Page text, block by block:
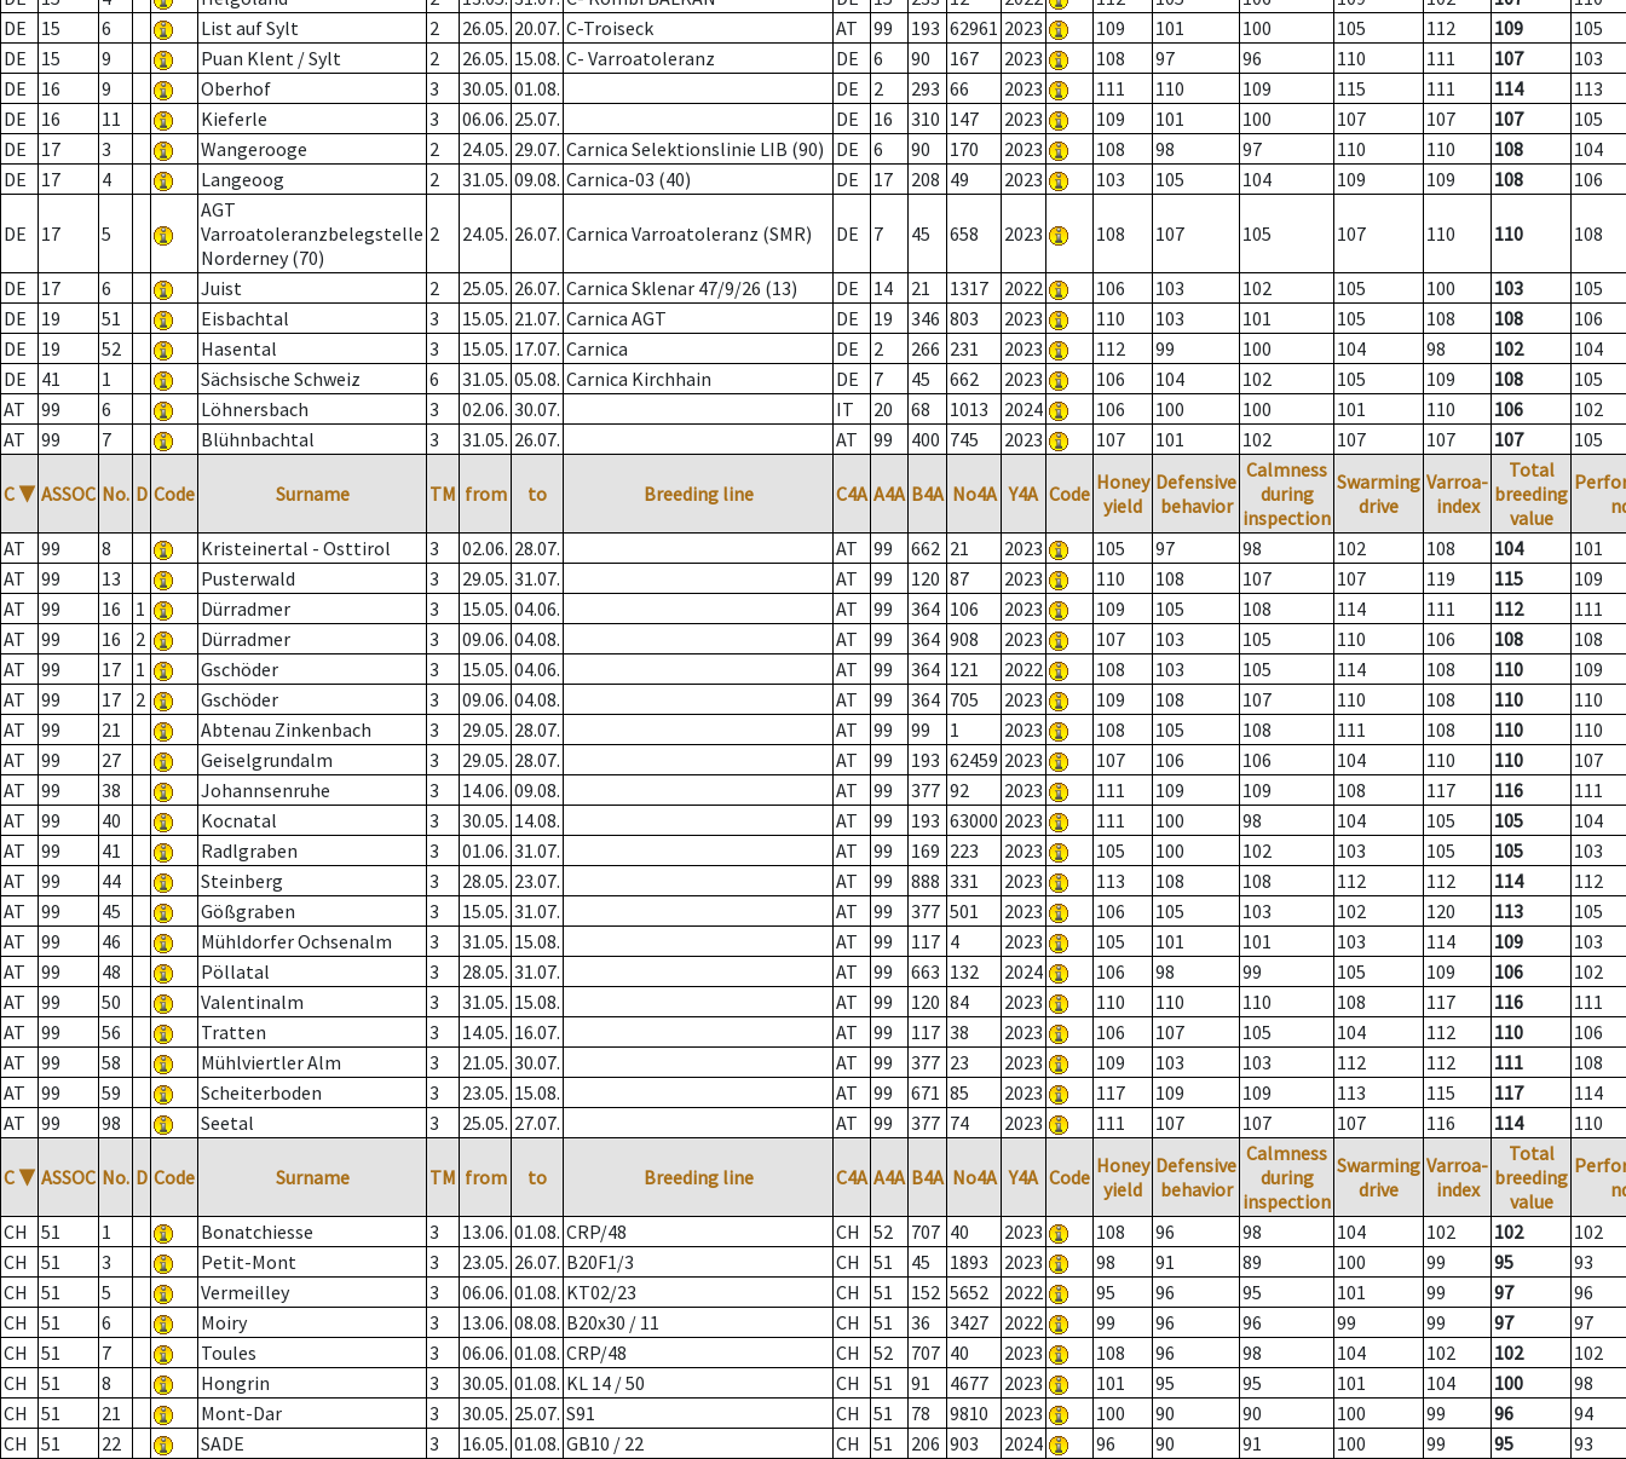
DE
15 6 List auf Sylt 2 26.05. 20.07. C-Troiseck AT 99 193 62961 2023 109 101 100 105 112 109
105
DE
15 9 Puan Klent / Sylt 2 26.05. 15.08. C- Varroatoleranz DE 6 90 167 2023 108 97 96 110 111 107
103
DE
16 9 Oberhof 3 30.05. 01.08. DE 2 293 66 2023 111 110 109 115 111 114
113
DE
16 11 Kieferle 3 06.06. 25.07. DE 16 310 147 2023 109 101 100 107 107 107
105
DE
17 3 Wangerooge 2 24.05. 29.07. Carnica Selektionslinie LIB (90) DE 6 90 170 2023 108 98 97 110 110 108
104
DE
17 4 Langeoog 2 31.05. 09.08. Carnica-03 (40) DE 17 208 49 2023 103 105 104 109 109 108 106
DE 17 5
AGT
Varroatoleranzbelegstelle
Norderney (70)
2 24.05. 26.07. Carnica Varroatoleranz (SMR) DE 7 45 658 2023 108 107 105 107 110 110 108
DE 17 6 Juist 2 25.05. 26.07. Carnica Sklenar 47/9/26 (13) DE 14 21 1317 2022 106 103 102 105 100 103
105
DE
19 51 Eisbachtal 3 15.05. 21.07. Carnica AGT DE 19 346 803 2023 110 103 101 105 108 108
106
DE
19 52 Hasental 3 15.05. 17.07. Carnica DE 2 266 231 2023 112 99 100 104 98 102
104
DE
41 1 Sächsische Schweiz 6 31.05. 05.08. Carnica Kirchhain DE 7 45 662 2023 106 104 102 105 109 108
105
AT
99 6 Löhnersbach 3 02.06. 30.07. IT 20 68 1013 2024 106 100 100 101 110 106
102
AT
99 7 Blühnbachtal 3 31.05. 26.07. AT 99 400 745 2023 107 101 102 107 107 107 105
C ▼ ASSOC No. D Code Surname TM from to Breeding line C4A A4A B4A No4A Y4A Code Honey
yield
Defensive
behavior
Calmness
during
inspection
Swarming
drive
Varroa-
index
Total
breeding
value
AT
99 8 Kristeinertal - Osttirol 3 02.06. 28.07. AT 99 662 21 2023 105 97 98 102 108 104
101
AT
99 13 Pusterwald 3 29.05. 31.07. AT 99 120 87 2023 110 108 107 107 119 115
109
AT
99 16 1 Dürradmer 3 15.05. 04.06. AT 99 364 106 2023 109 105 108 114 111 112
111
AT
99 16 2 Dürradmer 3 09.06. 04.08. AT 99 364 908 2023 107 103 105 110 106 108
108
AT
99 17 1 Gschöder 3 15.05. 04.06. AT 99 364 121 2022 108 103 105 114 108 110
109
AT
99 17 2 Gschöder 3 09.06. 04.08. AT 99 364 705 2023 109 108 107 110 108 110
110
AT
99 21 Abtenau Zinkenbach 3 29.05. 28.07. AT 99 99 1 2023 108 105 108 111 108 110
110
AT
99 27 Geiselgrundalm 3 29.05. 28.07. AT 99 193 62459 2023 107 106 106 104 110 110
107
AT
99 38 Johannsenruhe 3 14.06. 09.08. AT 99 377 92 2023 111 109 109 108 117 116
111
AT
99 40 Kocnatal 3 30.05. 14.08. AT 99 193 63000 2023 111 100 98 104 105 105
104
AT
99 41 Radlgraben 3 01.06. 31.07. AT 99 169 223 2023 105 100 102 103 105 105
103
AT
99 44 Steinberg 3 28.05. 23.07. AT 99 888 331 2023 113 108 108 112 112 114
112
AT
99 45 Gößgraben 3 15.05. 31.07. AT 99 377 501 2023 106 105 103 102 120 113
105
AT
99 46 Mühldorfer Ochsenalm 3 31.05. 15.08. AT 99 117 4 2023 105 101 101 103 114 109
103
AT
99 48 Pöllatal 3 28.05. 31.07. AT 99 663 132 2024 106 98 99 105 109 106
102
AT
99 50 Valentinalm 3 31.05. 15.08. AT 99 120 84 2023 110 110 110 108 117 116
111
AT
99 56 Tratten 3 14.05. 16.07. AT 99 117 38 2023 106 107 105 104 112 110
106
AT
99 58 Mühlviertler Alm 3 21.05. 30.07. AT 99 377 23 2023 109 103 103 112 112 111
108
AT
99 59 Scheiterboden 3 23.05. 15.08. AT 99 671 85 2023 117 109 109 113 115 117
114
AT
99 98 Seetal 3 25.05. 27.07. AT 99 377 74 2023 111 107 107 107 116 114 110
C ▼ ASSOC No. D Code Surname TM from to Breeding line C4A A4A B4A No4A Y4A Code Honey
yield
Defensive
behavior
Calmness
during
inspection
Swarming
drive
Varroa-
index
Total
breeding
value
CH
51 1 Bonatchiesse 3 13.06. 01.08. CRP/48 CH 52 707 40 2023 108 96 98 104 102 102
102
CH
51 3 Petit-Mont 3 23.05. 26.07. B20F1/3 CH 51 45 1893 2023 98 91 89 100 99 95
93
CH
51 5 Vermeilley 3 06.06. 01.08. KT02/23 CH 51 152 5652 2022 95 96 95 101 99 97
96
CH
51 6 Moiry 3 13.06. 08.08. B20x30 / 11 CH 51 36 3427 2022 99 96 96 99 99 97
97
CH
51 7 Toules 3 06.06. 01.08. CRP/48 CH 52 707 40 2023 108 96 98 104 102 102
102
CH
51 8 Hongrin 3 30.05. 01.08. KL 14 / 50 CH 51 91 4677 2023 101 95 95 101 104 100
98
CH
51 21 Mont-Dar 3 30.05. 25.07. S91 CH 51 78 9810 2023 100 90 90 100 99 96
94
CH
51 22 SADE 3 16.05. 01.08. GB10 / 22 CH 51 206 903 2024 96 90 91 100 99 95 93